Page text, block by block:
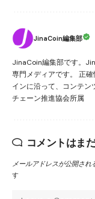
JinaCoin編集部
JinaCoin編集部です。
専門メディアです。 正
インに沿って、コンテン
チェーン推進協会所属
コメントはま
メールアドレスが公開され
す